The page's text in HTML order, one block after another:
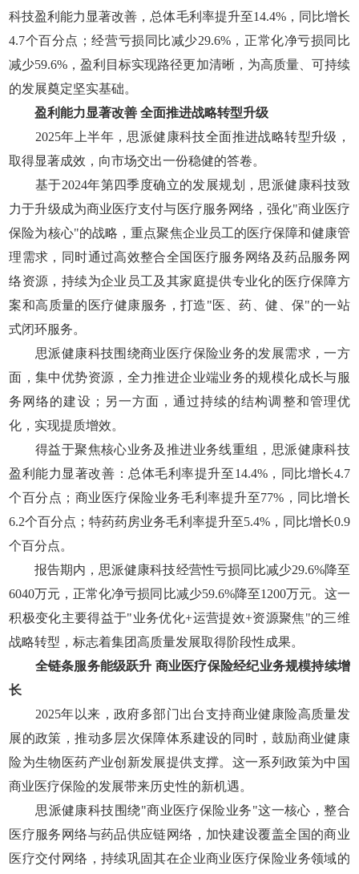
科技盈利能力显著改善，总体毛利率提升至14.4%，同比增长
4.7个百分点；经营亏损同比减少29.6%，正常化净亏损同比
减少59.6%，盈利目标实现路径更加清晰，为高质量、可持续
的发展奠定坚实基础。
盈利能力显著改善 全面推进战略转型升级
2025年上半年，思派健康科技全面推进战略转型升级，
取得显著成效，向市场交出一份稳健的答卷。
基于2024年第四季度确立的发展规划，思派健康科技致
力于升级成为商业医疗支付与医疗服务网络，强化"商业医疗
保险为核心"的战略，重点聚焦企业员工的医疗保障和健康管
理需求，同时通过高效整合全国医疗服务网络及药品服务网
络资源，持续为企业员工及其家庭提供专业化的医疗保障方
案和高质量的医疗健康服务，打造"医、药、健、保"的一站
式闭环服务。
思派健康科技围绕商业医疗保险业务的发展需求，一方
面，集中优势资源，全力推进企业端业务的规模化成长与服
务网络的建设；另一方面，通过持续的结构调整和管理优
化，实现提质增效。
得益于聚焦核心业务及推进业务线重组，思派健康科技
盈利能力显著改善：总体毛利率提升至14.4%，同比增长4.7
个百分点；商业医疗保险业务毛利率提升至77%，同比增长
6.2个百分点；特药药房业务毛利率提升至5.4%，同比增长0.9
个百分点。
报告期内，思派健康科技经营性亏损同比减少29.6%降至
6040万元，正常化净亏损同比减少59.6%降至1200万元。这一
积极变化主要得益于"业务优化+运营提效+资源聚焦"的三维
战略转型，标志着集团高质量发展取得阶段性成果。
全链条服务能级跃升 商业医疗保险经纪业务规模持续增
长
2025年以来，政府多部门出台支持商业健康险高质量发
展的政策，推动多层次保障体系建设的同时，鼓励商业健康
险为生物医药产业创新发展提供支撑。这一系列政策为中国
商业医疗保险的发展带来历史性的新机遇。
思派健康科技围绕"商业医疗保险业务"这一核心，整合
医疗服务网络与药品供应链网络，加快建设覆盖全国的商业
医疗交付网络，持续巩固其在企业商业医疗保险业务领域的